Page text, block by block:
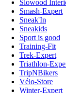
Slowood
Smash-Expert
Sneak'In
Sneakids
Sport is good
Training-Fit
Trek-Expert
Triathlon-
TripNBikers
Vélo-Store
Winter-Expert